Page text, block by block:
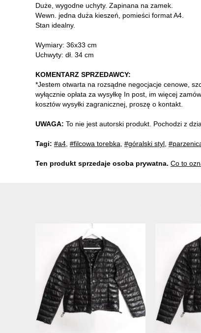
Duże, wygodne uchyty. Zapinana na zamek.
Wewn. jedna duża kieszeń, pomieści format A4.
Stan idealny.
Wymiary: 36x33 cm
Uchwyty: dł. 34 cm
KOMENTARZ SPRZEDAWCY:
*Jestem otwarta na rozsądne negocjacje cenowe,
wyłącznie opłata za wysyłkę In post, im więcej
kosztów wysyłki zagranicznej, proszę o kontakt.
UWAGA: To nie jest autorski produkt. Pochodzi z
Tagi: #a4 #filcowa torebka #góralski styl
Ten produkt sprzedaje osoba prywatna. Co to